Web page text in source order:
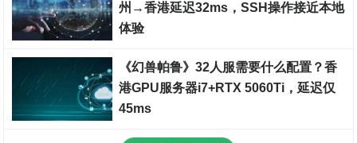
州→香港延迟32ms，SSH操作接近本地
体验
《幻兽帕鲁》32人服需要什么配置？香
港GPU服务器i7+RTX 5060Ti，延迟仅
45ms